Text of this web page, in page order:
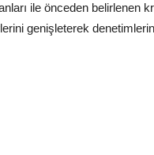
ile önceden belirlenen
genişleterek